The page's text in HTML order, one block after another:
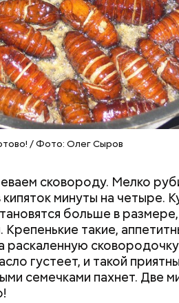
/ Фото: Олег Сыров
сковороду. Мелко
минуты на четыре.
больше в
Крепенькие такие,
густеет, и такой
семечками пахнет. Две
Николай спас от
дома и
Как получить
рублей от
трудной
документы